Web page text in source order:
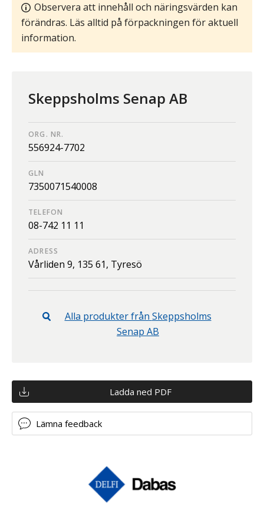
Observera att innehåll och näringsvärden kan
förändras. Läs alltid på förpackningen för aktuell
information.
Skeppsholms Senap AB
ORG. NR.
556924-7702
GLN
7350071540008
TELEFON
08-742 11 11
ADRESS
Vårliden 9, 135 61, Tyresö
Alla produkter från Skeppsholms
Senap AB
Ladda ned PDF
Lämna feedback